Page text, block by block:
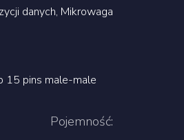
danych, Mikrowaga
15 pins male-male
Pojemność: